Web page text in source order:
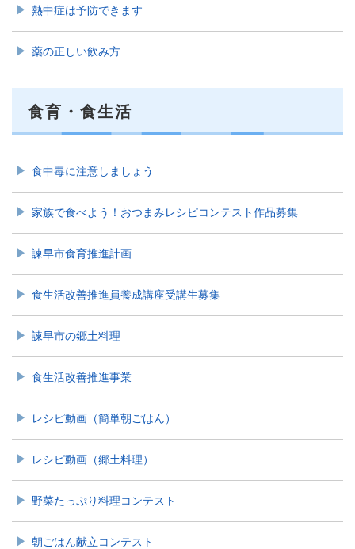
熱中症は予防できます
薬の正しい飲み方
食育・食生活
食中毒に注意しましょう
家族で食べよう！おつまみレシピコンテスト作品募集
諫早市食育推進計画
食生活改善推進員養成講座受講生募集
諫早市の郷土料理
食生活改善推進事業
レシピ動画（簡単朝ごはん）
レシピ動画（郷土料理）
野菜たっぷり料理コンテスト
朝ごはん献立コンテスト